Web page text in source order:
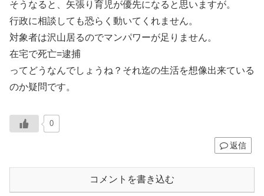
そうなると、矢張り育児が優先になると思いますが。
行政に相談しても恐らく動いてくれません。
対象者は沢山居るのでマンパワーが足りません。
在宅で死亡=逮捕
ってどうなんでしょうね？それ迄の生活を想像出来ている
のか疑問です。
0
返信
コメントを書き込む